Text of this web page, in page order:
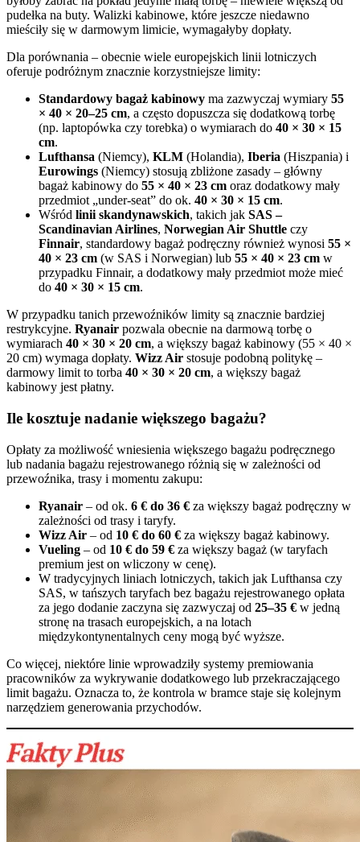
pudełka na buty. Walizki kabinowe, które jeszcze niedawno
mieściły się w darmowym limicie, wymagałyby dopłaty.
Dla porównania – obecnie wiele europejskich linii lotniczych
oferuje podróżnym znacznie korzystniejsze limity:
Standardowy bagaż kabinowy ma zazwyczaj wymiary 55
× 40 × 20–25 cm, a często dopuszcza się dodatkową torbę
(np. laptopówka czy torebka) o wymiarach do 40 × 30 × 15
cm.
Lufthansa (Niemcy), KLM (Holandia), Iberia (Hiszpania) i
Eurowings (Niemcy) stosują zbliżone zasady – główny
bagaż kabinowy do 55 × 40 × 23 cm oraz dodatkowy mały
przedmiot „under-seat” do ok. 40 × 30 × 15 cm.
Wśród linii skandynawskich, takich jak SAS –
Scandinavian Airlines, Norwegian Air Shuttle czy
Finnair, standardowy bagaż podręczny również wynosi 55 ×
40 × 23 cm (w SAS i Norwegian) lub 55 × 40 × 23 cm w
przypadku Finnair, a dodatkowy mały przedmiot może mieć
do 40 × 30 × 15 cm.
W przypadku tanich przewoźników limity są znacznie bardziej
restrykcyjne. Ryanair pozwala obecnie na darmową torbę o
wymiarach 40 × 30 × 20 cm, a większy bagaż kabinowy (55 × 40 ×
20 cm) wymaga dopłaty. Wizz Air stosuje podobną politykę –
darmowy limit to torba 40 × 30 × 20 cm, a większy bagaż
kabinowy jest płatny.
Ile kosztuje nadanie większego bagażu?
Opłaty za możliwość wniesienia większego bagażu podręcznego
lub nadania bagażu rejestrowanego różnią się w zależności od
przewoźnika, trasy i momentu zakupu:
Ryanair – od ok. 6 € do 36 € za większy bagaż podręczny w
zależności od trasy i taryfy.
Wizz Air – od 10 € do 60 € za większy bagaż kabinowy.
Vueling – od 10 € do 59 € za większy bagaż (w taryfach
premium jest on wliczony w cenę).
W tradycyjnych liniach lotniczych, takich jak Lufthansa czy
SAS, w tańszych taryfach bez bagażu rejestrowanego opłata
za jego dodanie zaczyna się zazwyczaj od 25–35 € w jedną
stronę na trasach europejskich, a na lotach
międzykontynentalnych ceny mogą być wyższe.
Co więcej, niektóre linie wprowadziły systemy premiowania
pracowników za wykrywanie dodatkowego lub przekraczającego
limit bagażu. Oznacza to, że kontrola w bramce staje się kolejnym
narzędziem generowania przychodów.